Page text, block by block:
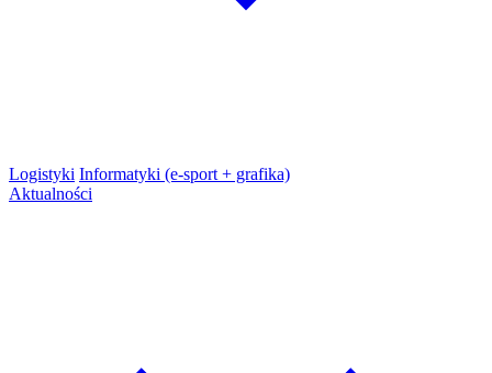
Logistyki Informatyki (e-sport + grafika)
Aktualności